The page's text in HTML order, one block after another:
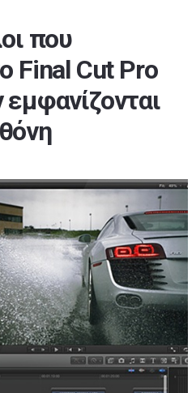
που
Final Cut Pro